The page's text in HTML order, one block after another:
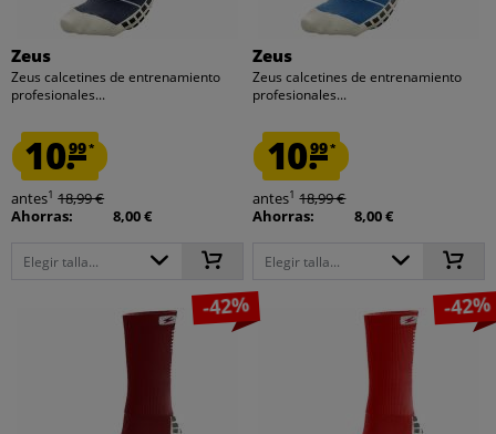
Zeus
Zeus calcetines de entrenamiento
profesionales...
10.99*
antes1 18,99 €
Ahorras:
8,00 €
Elegir talla...
Zeus
Zeus calcetines de entrenamiento
profesionales...
10.99*
antes1 18,99 €
Ahorras:
8,00 €
Elegir talla...
-42% -42%